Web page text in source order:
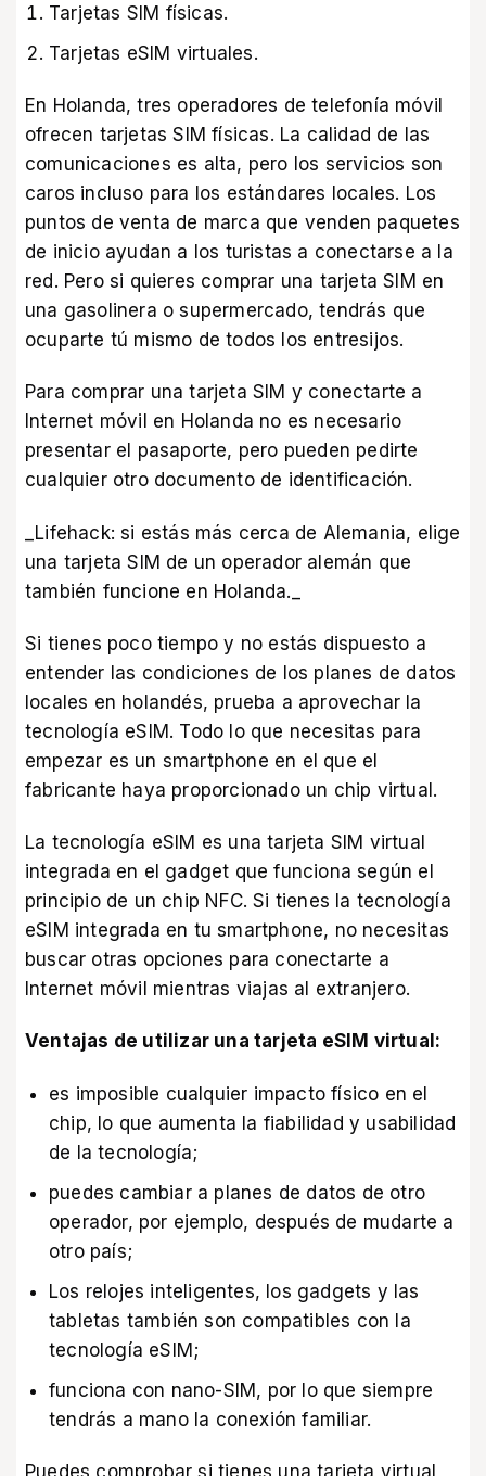
Tarjetas SIM físicas.
Tarjetas eSIM virtuales.
En Holanda, tres operadores de telefonía móvil
ofrecen tarjetas SIM físicas. La calidad de las
comunicaciones es alta, pero los servicios son
caros incluso para los estándares locales. Los
puntos de venta de marca que venden paquetes
de inicio ayudan a los turistas a conectarse a la
red. Pero si quieres comprar una tarjeta SIM en
una gasolinera o supermercado, tendrás que
ocuparte tú mismo de todos los entresijos.
Para comprar una tarjeta SIM y conectarte a
Internet móvil en Holanda no es necesario
presentar el pasaporte, pero pueden pedirte
cualquier otro documento de identificación.
_Lifehack: si estás más cerca de Alemania, elige
una tarjeta SIM de un operador alemán que
también funcione en Holanda._
Si tienes poco tiempo y no estás dispuesto a
entender las condiciones de los planes de datos
locales en holandés, prueba a aprovechar la
tecnología eSIM. Todo lo que necesitas para
empezar es un smartphone en el que el
fabricante haya proporcionado un chip virtual.
La tecnología eSIM es una tarjeta SIM virtual
integrada en el gadget que funciona según el
principio de un chip NFC. Si tienes la tecnología
eSIM integrada en tu smartphone, no necesitas
buscar otras opciones para conectarte a
Internet móvil mientras viajas al extranjero.
Ventajas de utilizar una tarjeta eSIM virtual:
es imposible cualquier impacto físico en el
chip, lo que aumenta la fiabilidad y usabilidad
de la tecnología;
puedes cambiar a planes de datos de otro
operador, por ejemplo, después de mudarte a
otro país;
Los relojes inteligentes, los gadgets y las
tabletas también son compatibles con la
tecnología eSIM;
funciona con nano-SIM, por lo que siempre
tendrás a mano la conexión familiar.